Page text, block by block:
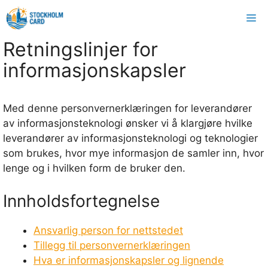
Gå
til
Retningslinjer for
informasjonskapsler
Med denne personvernerklæringen for leverandører
av informasjonsteknologi ønsker vi å klargjøre hvilke
leverandører av informasjonsteknologi og teknologier
som brukes, hvor mye informasjon de samler inn, hvor
lenge og i hvilken form de bruker den.
Innholdsfortegnelse
Ansvarlig person for nettstedet
Tillegg til personvernerklæringen
Hva er informasjonskapsler og lignende